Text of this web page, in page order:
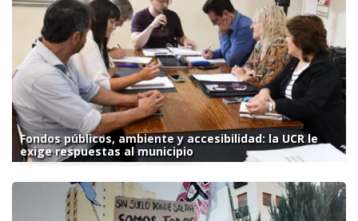
Fondos públicos, ambiente y accesibilidad: la UCR le
exige respuestas al municipio